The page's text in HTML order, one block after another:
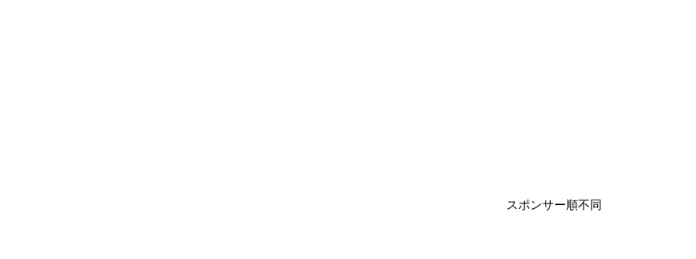
​スポンサー順不同